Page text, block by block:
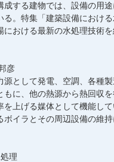
成する建物では、設備の用
。特集「建築設備における
おける最新の水処理技術を
彦
源として発電、空調、各種
もに、他の熱源から熱回収
を上げる媒体として機能し
ボイラとその周辺設備の維
理